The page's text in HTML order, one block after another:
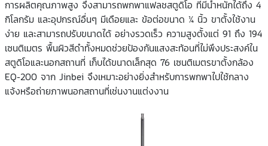
การผลิตคุณภาพสูง จึงสามารถพกพาแฟลชสตูดิโอ ที่มีน้ำหนักได้ถึง 4
กิโลกรัม และอุปกรณ์อื่นๆ มีเดือยและ ข้อต่อขนาด ¼ นิ้ว ขาตั้งใช้งาน
ง่าย และสามารถปรับขนาดได้ อย่างรวดเร็ว ความสูงตั้งแต่ 91 ถึง 194
เซนติเมตร พื้นผิวสีดำทั้งหมดช่วยป้องกันแสงสะท้อนที่ไม่พึงประสงค์ใน
สตูดิโอและนอกสถานที่ เก็บได้ขนาดเล็กสุด 76 เซนติเมตรขาตั้งกล้อง
EQ-200 จาก Jinbei จึงเหมาะอย่างยิ่งสำหรับการพกพาไปใช้กลาง
แจ้งหรือถ่ายภาพนอกสถานที่เช่นงานแต่งงาน